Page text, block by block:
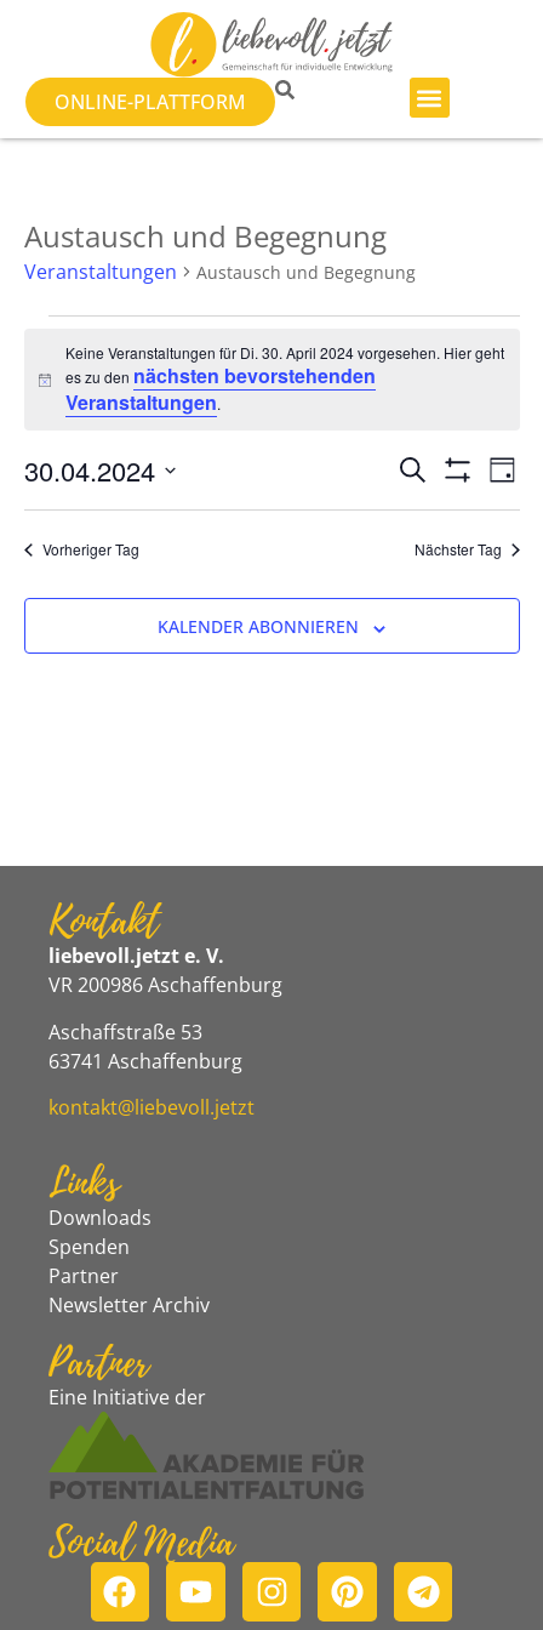
ONLINE-PLATTFORM
Austausch und Begegnung
Veranstaltungen Austausch und Begegnung
Hinweis
Keine Veranstaltungen für Di. 30. April 2024 vorgesehen. Hier geht
es zu den nächsten bevorstehenden
Veranstaltungen.
Suche
und
SUCHE TAG
30.04.2024
wählen.
Vorheriger Tag Nächster Tag
KALENDER ABONNIEREN
Kontakt
liebevoll.jetzt e. V.
VR 200986 Aschaffenburg
Aschaffstraße 53
63741 Aschaffenburg
kontakt@liebevoll.jetzt
Links
Downloads
Spenden
Partner
Newsletter Archiv
Partner
Eine Initiative der
Social Media